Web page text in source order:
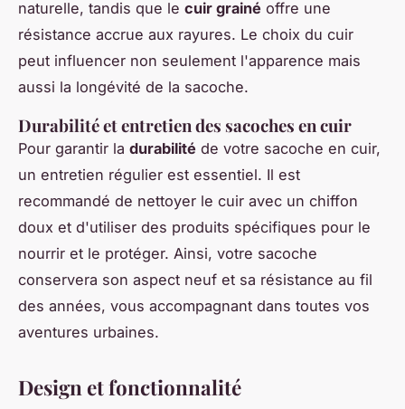
naturelle, tandis que le cuir grainé offre une
résistance accrue aux rayures. Le choix du cuir
peut influencer non seulement l'apparence mais
aussi la longévité de la sacoche.
Durabilité et entretien des sacoches en cuir
Pour garantir la durabilité de votre sacoche en cuir,
un entretien régulier est essentiel. Il est
recommandé de nettoyer le cuir avec un chiffon
doux et d'utiliser des produits spécifiques pour le
nourrir et le protéger. Ainsi, votre sacoche
conservera son aspect neuf et sa résistance au fil
des années, vous accompagnant dans toutes vos
aventures urbaines.
Design et fonctionnalité